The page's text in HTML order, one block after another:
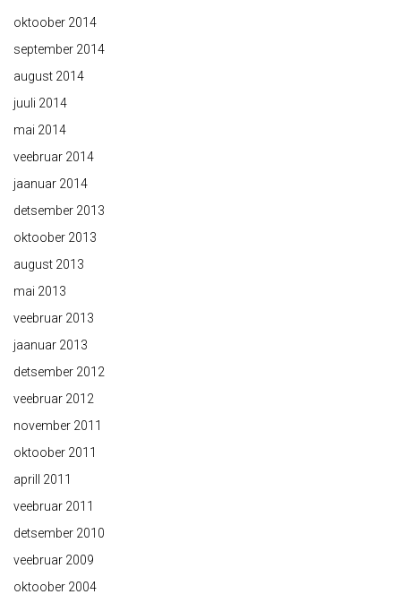
oktoober 2014
september 2014
august 2014
juuli 2014
mai 2014
veebruar 2014
jaanuar 2014
detsember 2013
oktoober 2013
august 2013
mai 2013
veebruar 2013
jaanuar 2013
detsember 2012
veebruar 2012
november 2011
oktoober 2011
aprill 2011
veebruar 2011
detsember 2010
veebruar 2009
oktoober 2004